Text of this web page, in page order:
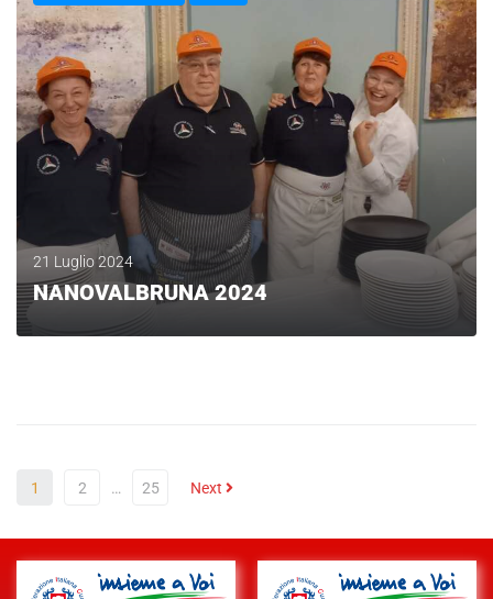
21 Luglio 2024
NANOVALBRUNA 2024
1 2 … 25 Next